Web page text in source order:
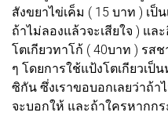
สังขยาไข่เค็ม ( 15 บาท ) เป็
ถ้าไม่ลองแล้วจะเสียใจ ) แล
โตเกียวทาโก้ ( 40บาท ) รส
ๆ โดยการใช้แป้งโตเกียวเป็
ซิกัน ซึ่งเราขอบอกเลยว่าถ้า
จะบอกให้ และถ้าใครหากก